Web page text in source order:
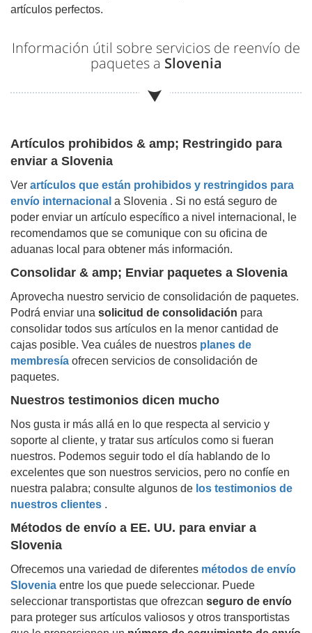
artículos perfectos.
Información útil sobre servicios de reenvío de
paquetes a Slovenia
Artículos prohibidos & amp; Restringido para
enviar a Slovenia
Ver artículos que están prohibidos y restringidos para
envío internacional a Slovenia . Si no está seguro de
poder enviar un artículo específico a nivel internacional, le
recomendamos que se comunique con su oficina de
aduanas local para obtener más información.
Consolidar & amp; Enviar paquetes a Slovenia
Aprovecha nuestro servicio de consolidación de paquetes.
Podrá enviar una solicitud de consolidación para
consolidar todos sus artículos en la menor cantidad de
cajas posible. Vea cuáles de nuestros planes de
membresía ofrecen servicios de consolidación de
paquetes.
Nuestros testimonios dicen mucho
Nos gusta ir más allá en lo que respecta al servicio y
soporte al cliente, y tratar sus artículos como si fueran
nuestros. Podemos seguir todo el día hablando de lo
excelentes que son nuestros servicios, pero no confíe en
nuestra palabra; consulte algunos de los testimonios de
nuestros clientes .
Métodos de envío a EE. UU. para enviar a
Slovenia
Ofrecemos una variedad de diferentes métodos de envío
Slovenia entre los que puede seleccionar. Puede
seleccionar transportistas que ofrezcan seguro de envío
para proteger sus artículos valiosos y otros transportistas